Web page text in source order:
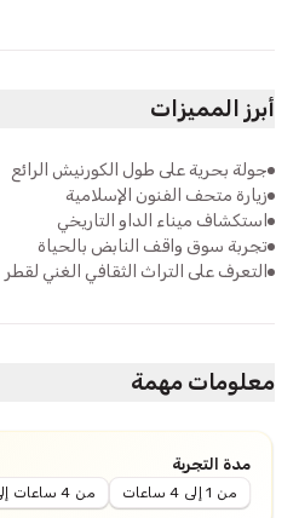
أبرز المميزات
جولة بحرية على طول الكورنيش الرائع
زيارة متحف الفنون الإسلامية
استكشاف ميناء الداو التاريخي
تجربة سوق واقف النابض بالحياة
التعرف على التراث الثقافي الغني لقطر
معلومات مهمة
مدة التجربة
من 1 إلى 4 ساعات من 4 ساعات إلى يوم